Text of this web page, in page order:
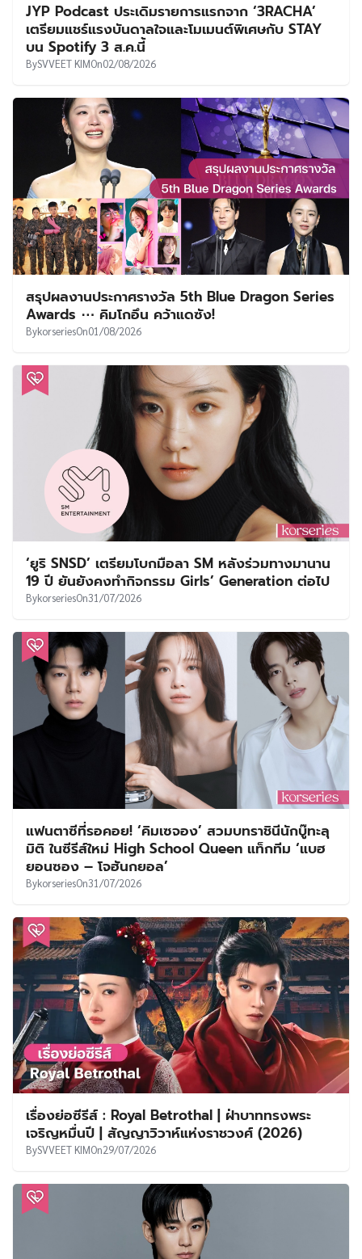
JYP Podcast ประเดิมรายการแรกจาก ‘3RACHA’
เตรียมแชร์แรงบันดาลใจและโมเมนต์พิเศษกับ STAY
บน Spotify 3 ส.ค.นี้
BySVVEET KIMOn02/08/2026
สรุปผลงานประกาศรางวัล 5th Blue Dragon Series
Awards ⋯ คิมโกอึน คว้าแดซัง!
BykorseriesOn01/08/2026
‘ยูริ SNSD’ เตรียมโบกมือลา SM หลังร่วมทางมานาน
19 ปี ยันยังคงทำกิจกรรม Girls’ Generation ต่อไป
BykorseriesOn31/07/2026
แฟนตาซีที่รอคอย! ‘คิมเซจอง’ สวมบทราชินีนักบู๊ทะลุ
มิติ ในซีรีส์ใหม่ High School Queen แท็กทีม ‘แบฮ
ยอนซอง – โจฮันกยอล’
BykorseriesOn31/07/2026
เรื่องย่อซีรีส์ : Royal Betrothal | ฝ่าบาททรงพระ
เจริญหมื่นปี | สัญญาวิวาห์แห่งราชวงศ์ (2026)
BySVVEET KIMOn29/07/2026